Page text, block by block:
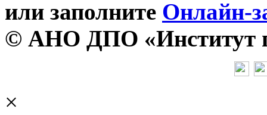
или заполните Онлайн-
© АНО ДПО «Институт
×